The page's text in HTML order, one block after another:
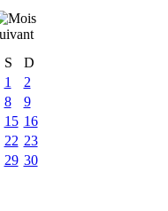
S
D
1
2
8
9
15 16
22 23
29 30